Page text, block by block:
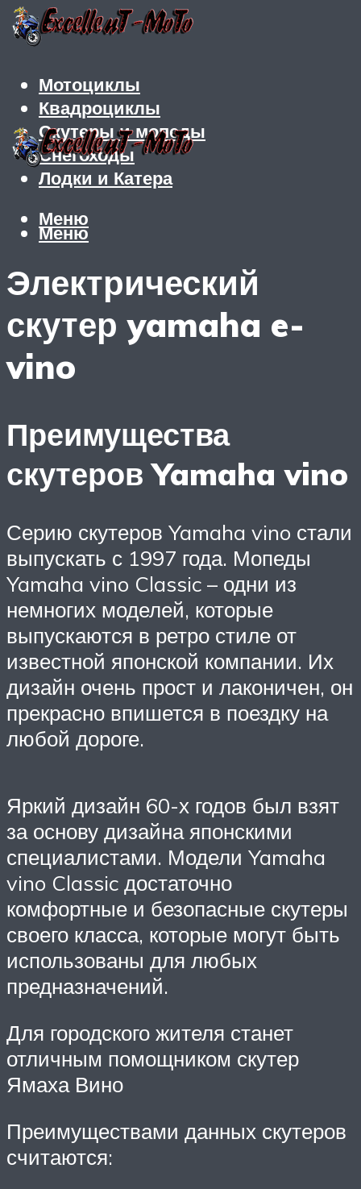
Мотоциклы
Квадроциклы
Скутеры и мопеды
Снегоходы
Лодки и Катера
Меню
Меню
Электрический
скутер yamaha e-
vino
Преимущества
скутеров Yamaha vino
Серию скутеров Yamaha vino стали
выпускать с 1997 года. Мопеды
Yamaha vino Classic – одни из
немногих моделей, которые
выпускаются в ретро стиле от
известной японской компании. Их
дизайн очень прост и лаконичен, он
прекрасно впишется в поездку на
любой дороге.
Яркий дизайн 60-х годов был взят
за основу дизайна японскими
специалистами. Модели Yamaha
vino Classic достаточно
комфортные и безопасные скутеры
своего класса, которые могут быть
использованы для любых
предназначений.
Для городского жителя станет
отличным помощником скутер
Ямаха Вино
Преимуществами данных скутеров
считаются: